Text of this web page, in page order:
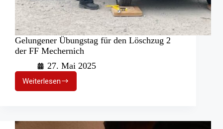
Gelungener Übungstag für den Löschzug 2
der FF Mechernich
27. Mai 2025
WeiterlesenGelungener
Übungstag
Löschzug